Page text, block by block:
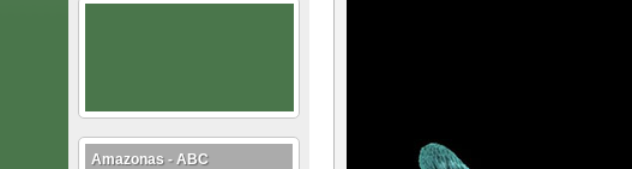
Amazonas - ABC